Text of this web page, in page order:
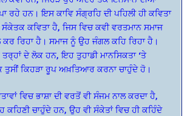
ਰਹੇ ਹਨ। ਇਸ ਕਾਵਿ ਸੰਗ੍ਰਹਿ ਦੀ ਪਹਿਲੀ ਹੀ ਕਵਿਤਾ
ਕਵਿਤਾ ਹੈ, ਜਿਸ ਵਿਚ ਕਵੀ ਵਰਤਮਾਨ ਸਮਾਜ
ਕਰ ਰਿਹਾ ਹੈ। ਸਮਾਜ ਨੂੰ ਉਹ ਜੰਗਲ ਕਹਿ ਰਿਹਾ ਹੈ।
ਦੇ ਲੋਕ ਹਨ, ਇਹ ਤੁਹਾਡੀ ਮਾਨਸਿਕਤਾ ‘ਤੇ
ਤੁਸੀਂ ਕਿਹੜਾ ਰੂਪ ਅਖ਼ਤਿਆਰ ਕਰਨਾ ਚਾਹੁੰਦੇ ਹੋ।
ਵਿਚ ਭਾਸ਼ਾ ਦੀ ਵਰਤੋਂ ਵੀ ਸੰਜਮ ਨਾਲ ਕਰਦਾ ਹੈ,
ਕਹਿਣੀ ਚਾਹੁੰਦੇ ਹਨ, ਉਹ ਵੀ ਸੰਕੇਤਾਂ ਵਿਚ ਹੀ ਕਹਿੰਦੇ